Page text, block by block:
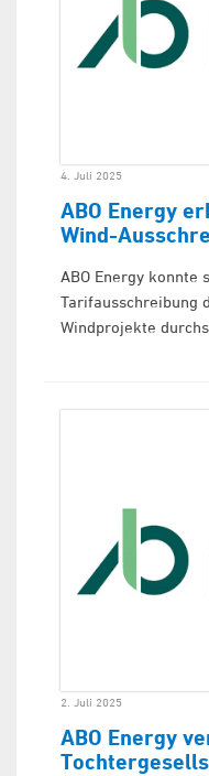
4. Juli 2025
ABO Energy
Wind-
ABO Energy konnte
Tarifausschreibung
Windprojekte
2. Juli 2025
ABO Energy